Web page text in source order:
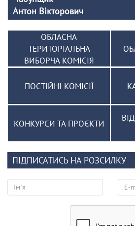
Антон Вікторович
ОБЛАСНА
ТЕРИТОРІАЛЬНА
ВИБОРЧА КОМІСІЯ
ПОСТІЙНІ КОМІСІЇ
КОНКУРСИ ТА ПРОЄКТИ
ПІДПИСАТИСЬ НА РОЗСИЛКУ